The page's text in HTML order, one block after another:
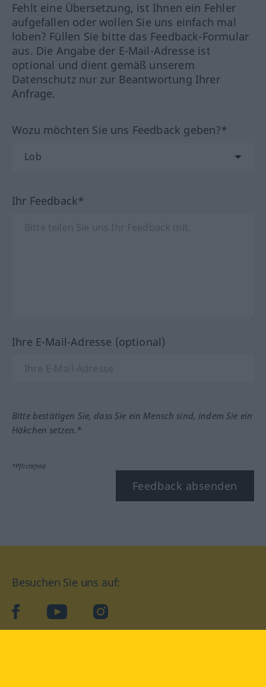
Fehlt eine Übersetzung, ist Ihnen ein Fehler
aufgefallen oder wollen Sie uns einfach mal
loben? Füllen Sie bitte das Feedback-Formular
aus. Die Angabe der E-Mail-Adresse ist
optional und dient gemäß unserem
Datenschutz nur zur Beantwortung Ihrer
Anfrage.
Wozu möchten Sie uns Feedback geben?*
Ihr Feedback*
Ihre E-Mail-Adresse (optional)
Bitte bestätigen Sie, dass Sie ein Mensch sind, indem Sie ein
Häkchen setzen.*
*Pflichtfeld
Feedback absenden
Besuchen Sie uns auf:
facebookYouTube Instagram